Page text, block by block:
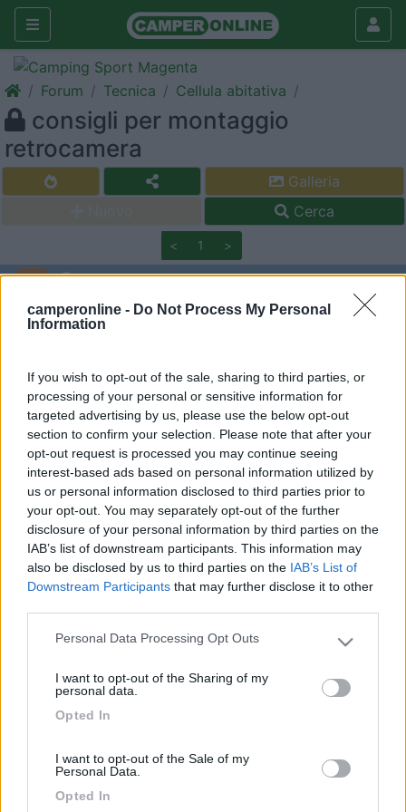
camperonline - Do Not Process My Personal
Information
If you wish to opt-out of the sale, sharing to third parties, or
processing of your personal or sensitive information for
targeted advertising by us, please use the below opt-out
section to confirm your selection. Please note that after your
opt-out request is processed you may continue seeing
interest-based ads based on personal information utilized by
us or personal information disclosed to third parties prior to
your opt-out. You may separately opt-out of the further
disclosure of your personal information by third parties on the
IAB’s list of downstream participants. This information may
also be disclosed by us to third parties on the IAB’s List of
Downstream Participants that may further disclose it to other
Please note that this website/app uses one or more Google
not limited to your visit or usage behaviour. You may click to
use your data for below specified purposes in below Google
Personal Data Processing Opt Outs
I want to opt-out of the Sharing of my
personal data.
Opted In
I want to opt-out of the Sale of my
Personal Data.
Opted In
Forum Tecnica Cellula abitativa
consigli per montaggio
retrocamera
Galleria
Cerca
< 1 >
betosan
Inserito il28/02/2006
come prevenire infiltrazioni) o se esiste un metodo per fissare il
cavo all'esterno, lungo la modanatura fino al sottoscocca? Ho il
medesimo problema per l'antenna esterna del navigatore.
Grazie
cippi
-
Inserito il28/02/2006 alle:10:52:31
Su molti modelli c'è già la predisposizione del cavo composto
da coax+alimentazione che parte dalla luce del terzo stop fino
al sottotetto della cabina.In ogni caso ti sconsiglio di forare la
maanibal
Inserito il28/02/2006 alle:13:31:44
Se vai nei negozi di bricolage, trovi le canaline per impianti
elettrici di varie grandezze. Attaccala sul tetto del camper con
punti in cui l'acqua possa ristagnare. Io ho fatto passare il cavo
della telecamera attraverso un camino che uso proprio per i
cavi, puoi anche utilizzare quello della cappa della cucina. La